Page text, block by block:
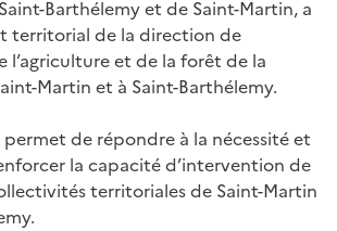
Barthélemy et de Saint-Martin, a
territorial de la direction de
l’agriculture et de la forêt de la
Martin et à Saint-Barthélemy.
de répondre à la nécessité et
la capacité d’intervention de
territoriales de Saint-Martin